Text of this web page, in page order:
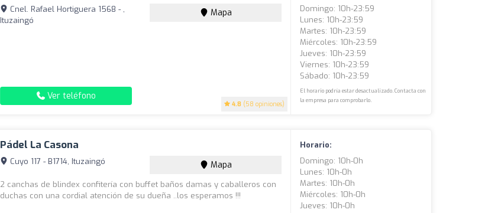
4.8 (58 opiniones)
Cnel. Rafael Hortiguera 1568 - ,
Ituzaingó
Mapa
Ver teléfono
Domingo: 10h-23:59
Lunes: 10h-23:59
Martes: 10h-23:59
Miércoles: 10h-23:59
Jueves: 10h-23:59
Viernes: 10h-23:59
Sábado: 10h-23:59
El horario podría estar desactualizado. Contacta con
la empresa para comprobarlo.
Pádel La Casona
Cuyo 117 - B1714, Ituzaingó Mapa
2 canchas de blindex confitería con buffet baños damas y caballeros con
duchas con una cordial atención de su dueña ..los esperamos !!!
Horario:
Domingo: 10h-0h
Lunes: 10h-0h
Martes: 10h-0h
Miércoles: 10h-0h
Jueves: 10h-0h